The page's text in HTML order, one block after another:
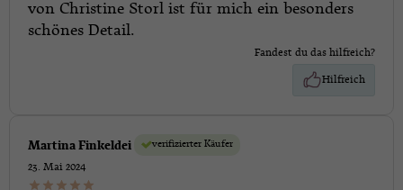
von Christine Storl ist für mich ein besonders
schönes Detail.
Fandest du das hilfreich?
Hilfreich
Martina Finkeldei verifizierter Käufer
23. Mai 2024